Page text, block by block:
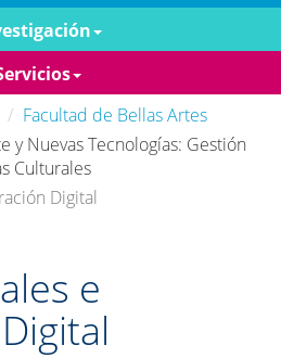
Facultad de Bellas Artes
y Nuevas Tecnologías: Gestión
Culturales
Digital
e